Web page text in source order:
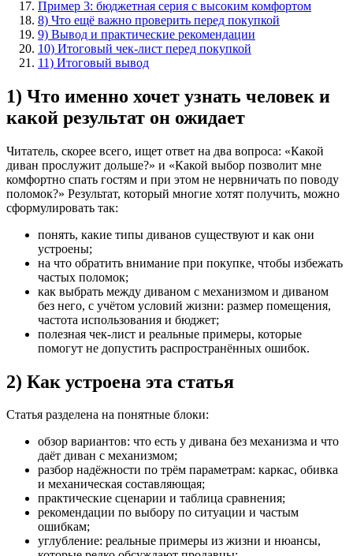
Пример 3: бюджетная серия с высоким комфортом
8) Что ещё важно проверить перед покупкой
9) Вывод и практические рекомендации
10) Итоговый чек-лист перед покупкой
11) Итоговый вывод
1) Что именно хочет узнать человек и
какой результат он ожидает
Читатель, скорее всего, ищет ответ на два вопроса: «Какой
диван прослужит дольше?» и «Какой выбор позволит мне
комфортно спать гостям и при этом не нервничать по поводу
поломок?» Результат, который многие хотят получить, можно
сформулировать так:
понять, какие типы диванов существуют и как они
устроены;
на что обратить внимание при покупке, чтобы избежать
частых поломок;
как выбрать между диваном с механизмом и диваном
без него, с учётом условий жизни: размер помещения,
частота использования и бюджет;
полезная чек-лист и реальные примеры, которые
помогут не допустить распространённых ошибок.
2) Как устроена эта статья
Статья разделена на понятные блоки:
обзор вариантов: что есть у дивана без механизма и что
даёт диван с механизмом;
разбор надёжности по трём параметрам: каркас, обивка
и механическая составляющая;
практические сценарии и таблица сравнения;
рекомендации по выбору по ситуации и частым
ошибкам;
углубление: реальные примеры из жизни и нюансы,